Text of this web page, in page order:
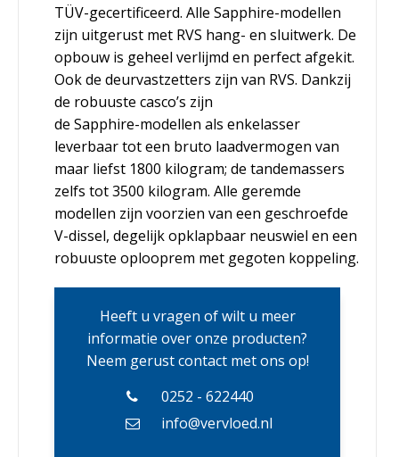
TÜV-gecertificeerd. Alle Sapphire-modellen
zijn uitgerust met RVS hang- en sluitwerk. De
opbouw is geheel verlijmd en perfect afgekit.
Ook de deurvastzetters zijn van RVS. Dankzij
de robuuste casco’s zijn
de Sapphire-modellen als enkelasser
leverbaar tot een bruto laadvermogen van
maar liefst 1800 kilogram; de tandemassers
zelfs tot 3500 kilogram. Alle geremde
modellen zijn voorzien van een geschroefde
V-dissel, degelijk opklapbaar neuswiel en een
robuuste oplooprem met gegoten koppeling.
Heeft u vragen of wilt u meer
informatie over onze producten?
Neem gerust contact met ons op!
0252 - 622440
info@vervloed.nl